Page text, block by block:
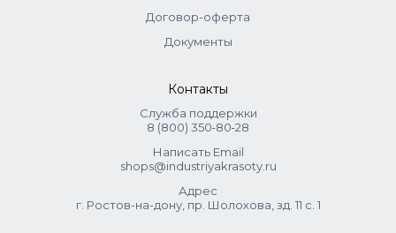
Договор-оферта
Документы
Контакты
Служба поддержки
8 (800) 350‑80‑28
Написать Email
shops@industriyakrasoty.ru
Адрес
г. Ростов-на-дону, пр. Шолохова, зд. 11 с. 1